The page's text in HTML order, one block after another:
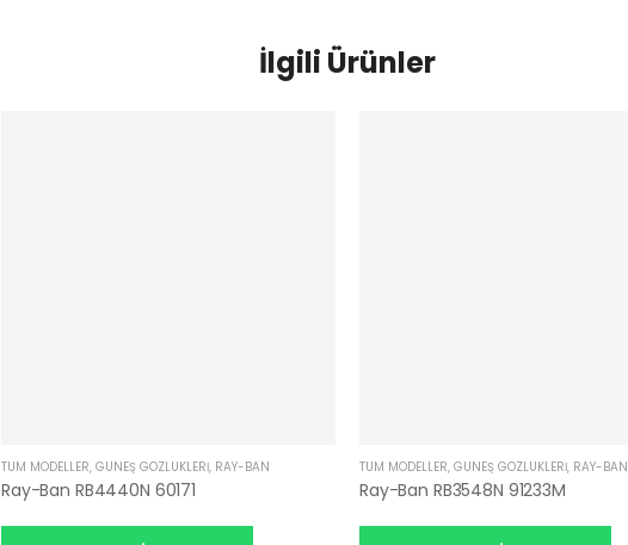
İlgili Ürünler
TÜM MODELLER, GÜNEŞ GÖZLÜKLERI, RAY-BAN
Ray-Ban RB4440N 60171
TÜM MODELLER, GÜNEŞ GÖZLÜKLERI, RAY-BAN
Ray-Ban RB3548N 91233M